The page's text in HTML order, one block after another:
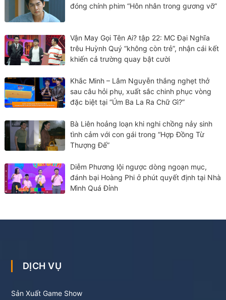
đóng chính phim “Hôn nhân trong gương vỡ”
Vận May Gọi Tên Ai? tập 22: MC Đại Nghĩa
trêu Huỳnh Quý “không còn trẻ”, nhận cái kết
khiến cả trường quay bật cười
Khắc Minh – Lâm Nguyễn thắng nghẹt thở
sau câu hỏi phụ, xuất sắc chinh phục vòng
đặc biệt tại “Úm Ba La Ra Chữ Gì?”
Bà Liên hoảng loạn khi nghi chồng nảy sinh
tình cảm với con gái trong “Hợp Đồng Từ
Thượng Đế”
Diễm Phương lội ngược dòng ngoạn mục,
đánh bại Hoàng Phi ở phút quyết định tại Nhà
Mình Quá Đỉnh
DỊCH VỤ
Sản Xuất Game Show